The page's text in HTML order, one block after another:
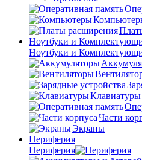
Ноутбуки и
Ноутбуки и
Клавиатуры
Части
Экраны
Периферия
Периферия